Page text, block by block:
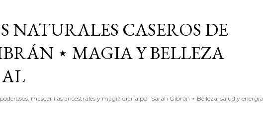
NATURALES CASEROS DE
⋆ MAGIA Y BELLEZA
mascarillas ancestrales y magia diaria por Sarah Gibrán ⋆ Belleza, salud y energía